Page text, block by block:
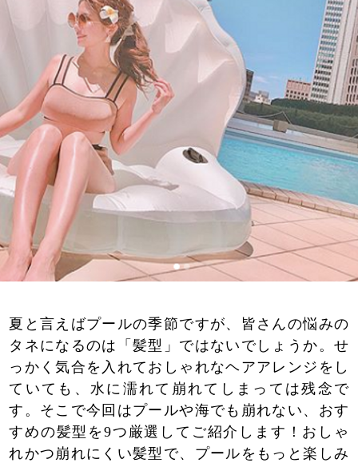
夏と言えばプールの季節ですが、皆さんの悩みの
タネになるのは「髪型」ではないでしょうか。せ
っかく気合を入れておしゃれなヘアアレンジをし
ていても、水に濡れて崩れてしまっては残念で
す。そこで今回はプールや海でも崩れない、おす
すめの髪型を9つ厳選してご紹介します！おしゃ
れかつ崩れにくい髪型で、プールをもっと楽しみ